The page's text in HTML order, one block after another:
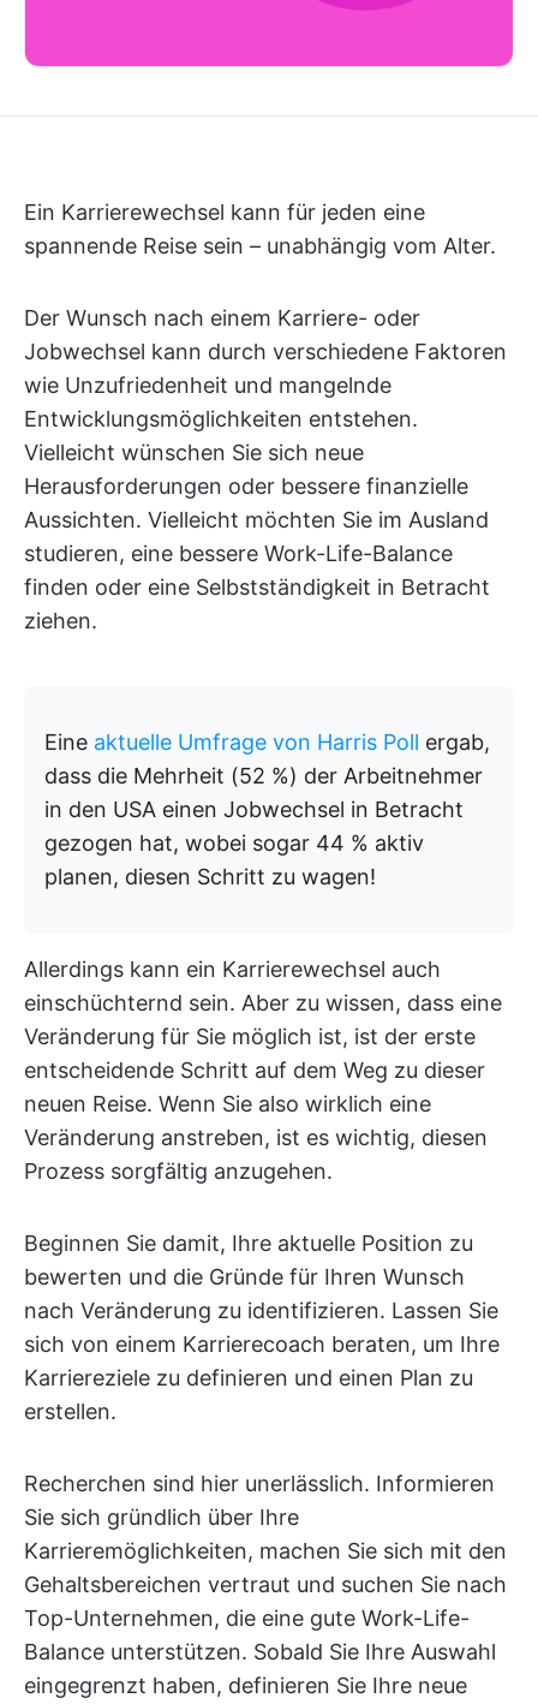
Ein Karrierewechsel kann für jeden eine
spannende Reise sein – unabhängig vom Alter.
Der Wunsch nach einem Karriere- oder
Jobwechsel kann durch verschiedene Faktoren
wie Unzufriedenheit und mangelnde
Entwicklungsmöglichkeiten entstehen.
Vielleicht wünschen Sie sich neue
Herausforderungen oder bessere finanzielle
Aussichten. Vielleicht möchten Sie im Ausland
studieren, eine bessere Work-Life-Balance
finden oder eine Selbstständigkeit in Betracht
ziehen.
Eine aktuelle Umfrage von Harris Poll ergab,
dass die Mehrheit (52 %) der Arbeitnehmer
in den USA einen Jobwechsel in Betracht
gezogen hat, wobei sogar 44 % aktiv
planen, diesen Schritt zu wagen!
Allerdings kann ein Karrierewechsel auch
einschüchternd sein. Aber zu wissen, dass eine
Veränderung für Sie möglich ist, ist der erste
entscheidende Schritt auf dem Weg zu dieser
neuen Reise. Wenn Sie also wirklich eine
Veränderung anstreben, ist es wichtig, diesen
Prozess sorgfältig anzugehen.
Beginnen Sie damit, Ihre aktuelle Position zu
bewerten und die Gründe für Ihren Wunsch
nach Veränderung zu identifizieren. Lassen Sie
sich von einem Karrierecoach beraten, um Ihre
Karriereziele zu definieren und einen Plan zu
erstellen.
Recherchen sind hier unerlässlich. Informieren
Sie sich gründlich über Ihre
Karrieremöglichkeiten, machen Sie sich mit den
Gehaltsbereichen vertraut und suchen Sie nach
Top-Unternehmen, die eine gute Work-Life-
Balance unterstützen. Sobald Sie Ihre Auswahl
eingegrenzt haben, definieren Sie Ihre neue